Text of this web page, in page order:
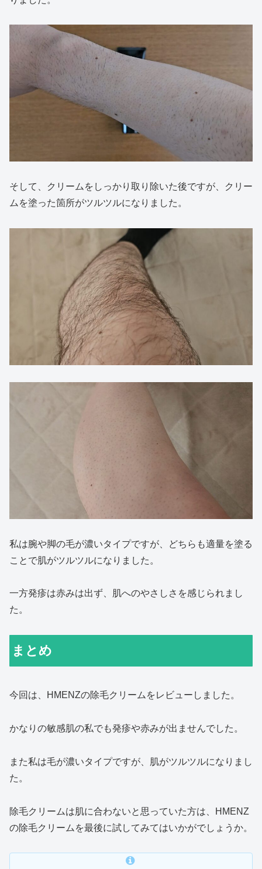
そして、クリームをしっかり取り除いた後ですが、クリー
ムを塗った箇所がツルツルになりました。
私は腕や脚の毛が濃いタイプですが、どちらも適量を塗る
ことで肌がツルツルになりました。
一方発疹は赤みは出ず、肌へのやさしさを感じられまし
た。
まとめ
今回は、HMENZの除毛クリームをレビューしました。
かなりの敏感肌の私でも発疹や赤みが出ませんでした。
また私は毛が濃いタイプですが、肌がツルツルになりまし
た。
除毛クリームは肌に合わないと思っていた方は、HMENZ
の除毛クリームを最後に試してみてはいかがでしょうか。